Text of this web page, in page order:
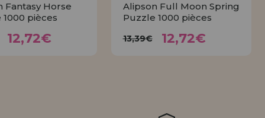
Fantasy Horse
pièces
12,72€
Alipson Full Moon Spring
Puzzle 1000 pièces
13,39€ 12,72€